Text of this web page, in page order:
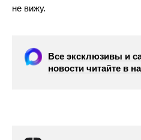
не вижу.
Все эксклюзивы и
новости читайте в